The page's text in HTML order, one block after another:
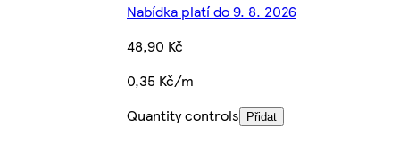
Nabídka platí do 9. 8. 2026
48,90 Kč
0,35 Kč/m
Quantity controls
Přidat